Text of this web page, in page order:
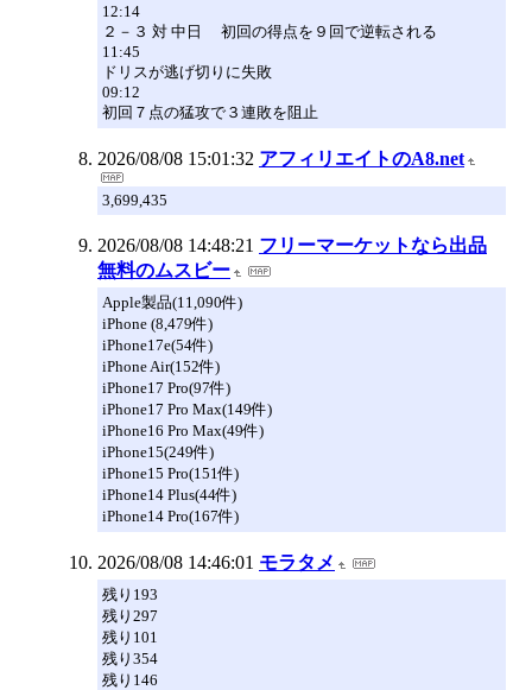
12:14
２－３ 対 中日 初回の得点を９回で逆転される
11:45
ドリスが逃げ切りに失敗
09:12
初回７点の猛攻で３連敗を阻止
2026/08/08 15:01:32 アフィリエイトのA8.net
3,699,435
2026/08/08 14:48:21 フリーマーケットなら出品
無料のムスビー
Apple製品(11,090件)
iPhone (8,479件)
iPhone17e(54件)
iPhone Air(152件)
iPhone17 Pro(97件)
iPhone17 Pro Max(149件)
iPhone16 Pro Max(49件)
iPhone15(249件)
iPhone15 Pro(151件)
iPhone14 Plus(44件)
iPhone14 Pro(167件)
2026/08/08 14:46:01 モラタメ
残り193
残り297
残り101
残り354
残り146